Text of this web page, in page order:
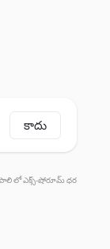
కాదు
లో ఎక్స్-షోరూమ్ ధర